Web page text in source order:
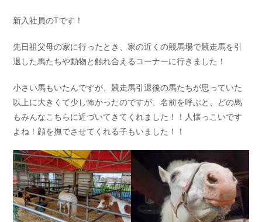
新入社員のTです！
先日祖父母の家に行ったとき、家の近くの競馬場で競走馬を引
退した馬たちや動物と触れ合えるコーナーに行きました！
小さい馬もいたんですが、競走馬引退後の馬たちが思っていた
以上に大きくて少し怖かったのですが、名前を呼ぶと、どの馬
もみんなこちらに近づいてきてくれました！！人懐っこいです
よね！顔を撫でさせてくれる子もいました！！